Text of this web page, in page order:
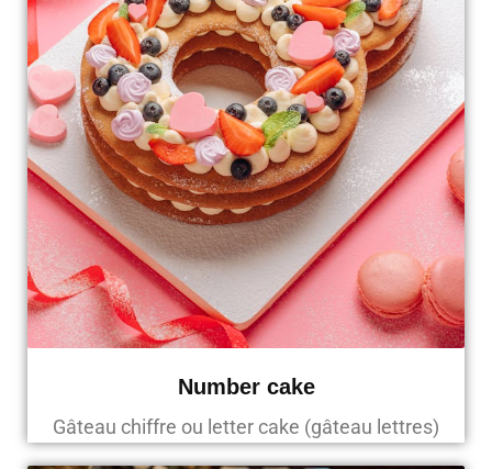
Number cake
Gâteau chiffre ou letter cake (gâteau lettres)